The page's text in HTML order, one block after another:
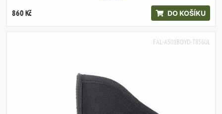
860 Kč DO KOŠÍKU
FAL-A501BOYD-T856UL